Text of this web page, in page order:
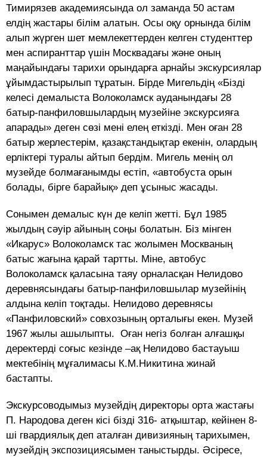
Тимирязев академиясында ол заманда 50 астам
елдің жастары білім алатын. Осы оқу орнында білім
алып жүрген шет мемлекеттерден келген студенттер
мен аспиранттар үшін Москвадағы және оның
маңайындағы тарихи орындарға арнайы экскурсиялар
ұйымдастырылып тұратын. Бірде Мигельдің «Бізді
келесі демалыста Волоколамск ауданындағы 28
батыр-панфиловшылардың музейіне экскурсияға
апарады» деген сөзі мені елең еткізді. Мен оған 28
батыр жерлестерім, қазақстандықтар екенін, олардың
ерліктері туралы айтып бердім. Мигель менің ол
музейде болмағанымды естіп, «автобуста орын
болады, бірге барайық» деп ұсыныс жасады.
Сонымен демалыс күн де келіп жетті. Бұл 1985
жылдың сәуір айының соңы болатын. Біз мінген
«Икарус» Волоколамск тас жолымен Москваның
батыс жағына қарай тартты. Міне, автобус
Волоколамск қаласына таяу орналасқан Нелидово
деревнясындағы батыр-панфиловшылар музейінің
алдына келіп тоқтады. Нелидово деревнясы
«Панфиловский» совхозының орталығы екен. Музей
1967 жылы ашылыпты. Оған негіз болған алғашқы
деректерді соғыс кезінде –ақ Нелидово бастауыш
мектебінің мұғалимасы К.М.Никитина жинай
бастапты.
Экскурсоводымыз музейдің директоры орта жастағы
П. Народова деген кісі бізді 316- атқыштар, кейінен 8-
ші гвардиялық деп аталған дивизияның тарихымен,
музейдің экспозициясымен таныстырды. Әсіресе,